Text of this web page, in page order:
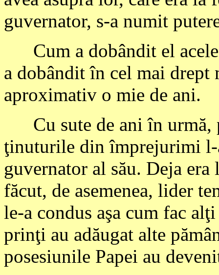
guvernator, s-a numit
Cum a dobândit el acele
a dobândit în cel mai drept
aproximativ o mie de ani.
Cu sute de ani în urmă,
ţinuturile din împrejurimi l-
guvernator al său. Deja
făcut, de asemenea, lider
le-a condus aşa cum fac
prinţi au adăugat alte
posesiunile Papei au